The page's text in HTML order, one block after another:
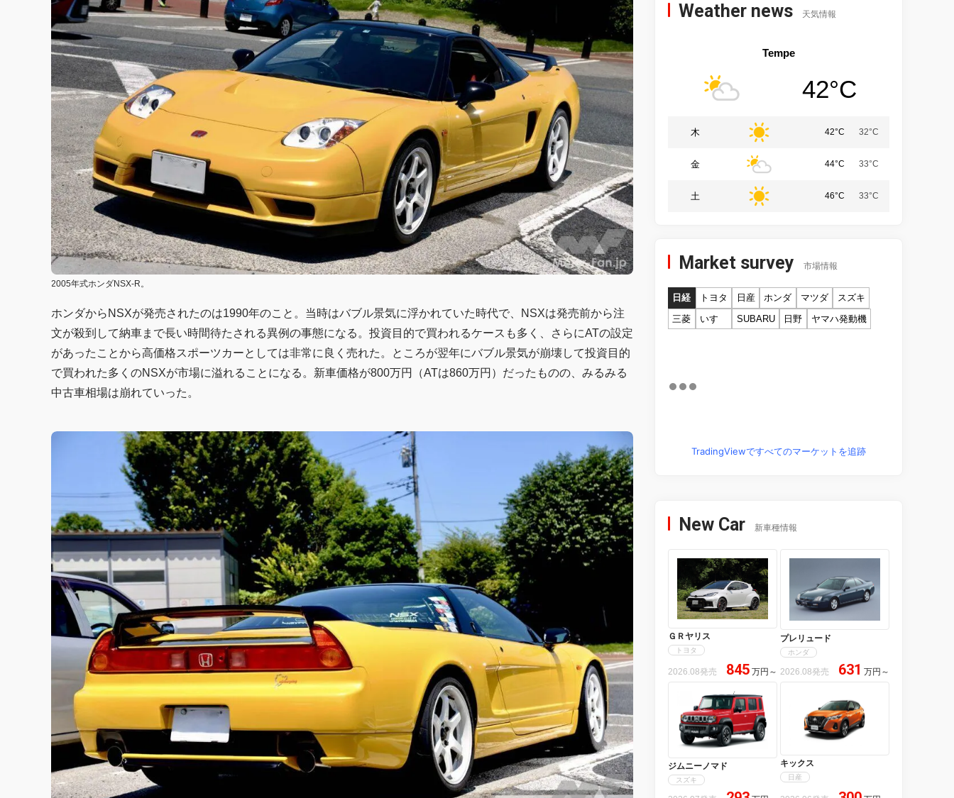
2005年式ホンダNSX-R。
ホンダからNSXが発売されたのは1990年のこと。当時はバブル景気に浮かれていた時代で、NSXは発売前から注
文が殺到して納車まで長い時間待たされる異例の事態になる。投資目的で買われるケースも多く、さらにATの設定
があったことから高価格スポーツカーとしては非常に良く売れた。ところが翌年にバブル景気が崩壊して投資目的
で買われた多くのNSXが市場に溢れることになる。新車価格が800万円（ATは860万円）だったものの、みるみる
中古車相場は崩れていった。
Weather news 天気情報
Tempe
42°C
木 42°C 32°C
金 44°C 33°C
土 46°C 33°C
Market survey 市場情報
日経 トヨタ 日産 ホンダ マツダ
スズキ
三菱
いすゞ SUBARU 日野 ヤマハ発動機
TradingViewですべてのマーケットを追跡
New Car 新車種情報
ＧＲヤリス
トヨタ
2026.08発売 845 万円 ～
プレリュード
ホンダ
2026.08発売 631 万円 ～
ジムニーノマド
スズキ
キックス
日産